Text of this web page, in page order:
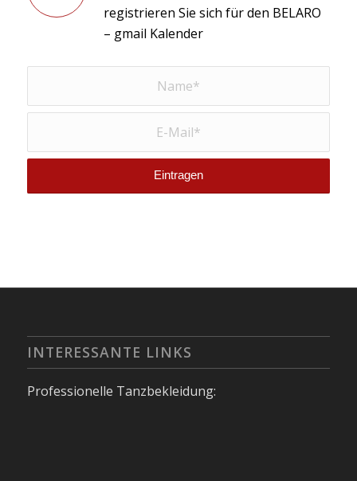
registrieren Sie sich für den BELARO
– gmail Kalender
INTERESSANTE LINKS
Professionelle Tanzbekleidung: